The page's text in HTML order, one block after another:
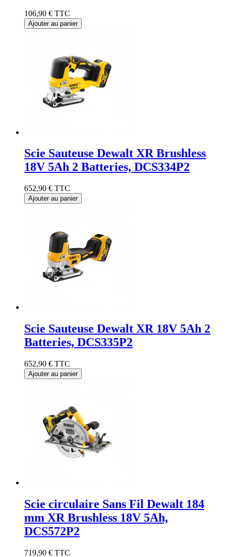
106,90 € TTC
Ajouter au panier
Scie Sauteuse Dewalt XR Brushless
18V 5Ah 2 Batteries, DCS334P2
652,90 € TTC
Ajouter au panier
Scie Sauteuse Dewalt XR 18V 5Ah 2
Batteries, DCS335P2
652,90 € TTC
Ajouter au panier
Scie circulaire Sans Fil Dewalt 184
mm XR Brushless 18V 5Ah,
DCS572P2
719,90 € TTC